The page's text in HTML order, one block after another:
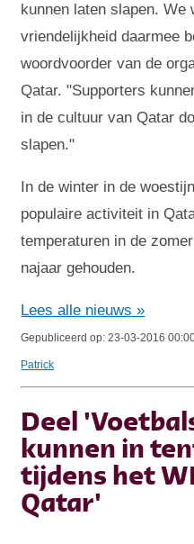
kunnen laten slapen.
vriendelijkheid daarmee
woordvoorder van de
Qatar. "Supporters
in de cultuur van Qatar
slapen."
In de winter in de
populaire activiteit in
temperaturen in de
najaar gehouden.
Lees alle nieuws »
Gepubliceerd op: 23-03-2016
Patrick
Deel
kunnen in
tijdens het
Qatar'